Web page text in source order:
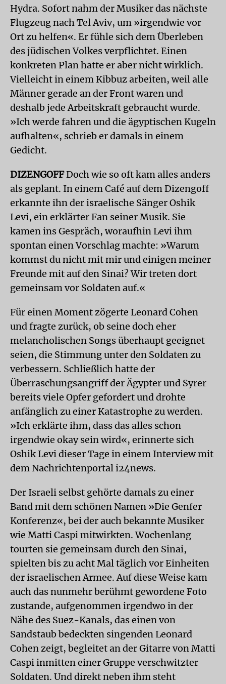
Hydra. Sofort nahm der Musiker das nächste
Flugzeug nach Tel Aviv, um »irgendwie vor
Ort zu helfen«. Er fühle sich dem Überleben
des jüdischen Volkes verpflichtet. Einen
konkreten Plan hatte er aber nicht wirklich.
Vielleicht in einem Kibbuz arbeiten, weil alle
Männer gerade an der Front waren und
deshalb jede Arbeitskraft gebraucht wurde.
»Ich werde fahren und die ägyptischen Kugeln
aufhalten«, schrieb er damals in einem
Gedicht.
DIZENGOFFDoch wie so oft kam alles anders
als geplant. In einem Café auf dem Dizengoff
erkannte ihn der israelische Sänger Oshik
Levi, ein erklärter Fan seiner Musik. Sie
kamen ins Gespräch, woraufhin Levi ihm
spontan einen Vorschlag machte: »Warum
kommst du nicht mit mir und einigen meiner
Freunde mit auf den Sinai? Wir treten dort
gemeinsam vor Soldaten auf.«
Für einen Moment zögerte Leonard Cohen
und fragte zurück, ob seine doch eher
melancholischen Songs überhaupt geeignet
seien, die Stimmung unter den Soldaten zu
verbessern. Schließlich hatte der
Überraschungsangriff der Ägypter und Syrer
bereits viele Opfer gefordert und drohte
anfänglich zu einer Katastrophe zu werden.
»Ich erklärte ihm, dass das alles schon
irgendwie okay sein wird«, erinnerte sich
Oshik Levi dieser Tage in einem Interview mit
dem Nachrichtenportal i24news.
Der Israeli selbst gehörte damals zu einer
Band mit dem schönen Namen »Die Genfer
Konferenz«, bei der auch bekannte Musiker
wie Matti Caspi mitwirkten. Wochenlang
tourten sie gemeinsam durch den Sinai,
spielten bis zu acht Mal täglich vor Einheiten
der israelischen Armee. Auf diese Weise kam
auch das nunmehr berühmt gewordene Foto
zustande, aufgenommen irgendwo in der
Nähe des Suez-Kanals, das einen von
Sandstaub bedeckten singenden Leonard
Cohen zeigt, begleitet an der Gitarre von Matti
Caspi inmitten einer Gruppe verschwitzter
Soldaten. Und direkt neben ihm steht